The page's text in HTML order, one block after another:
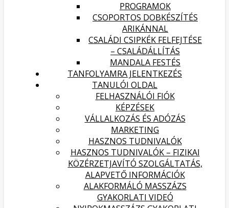
PROGRAMOK
CSOPORTOS DOBKÉSZÍTÉS
ARIKÁNNAL
CSALÁDI CSIPKÉK FELFEJTÉSE
– CSALÁDÁLLÍTÁS
MANDALA FESTÉS
TANFOLYAMRA JELENTKEZÉS
TANULÓI OLDAL
FELHASZNÁLÓI FIÓK
KÉPZÉSEK
VÁLLALKOZÁS ÉS ADÓZÁS
MARKETING
HASZNOS TUDNIVALÓK
HASZNOS TUDNIVALÓK – FIZIKAI
KÖZÉRZETJAVÍTÓ SZOLGÁLTATÁS,
ALAPVETŐ INFORMÁCIÓK
ALAKFORMÁLÓ MASSZÁZS
GYAKORLATI VIDEÓ